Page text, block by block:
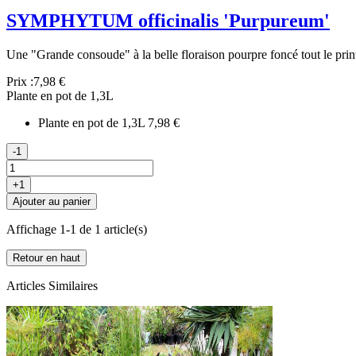
SYMPHYTUM officinalis 'Purpureum'
Une "Grande consoude" à la belle floraison pourpre foncé tout le
Prix :7,98 €
Plante en pot de 1,3L
Plante en pot de 1,3L 7,98 €
-1
+1
Ajouter au panier
Affichage 1-1 de 1 article(s)
Retour en haut
Articles Similaires